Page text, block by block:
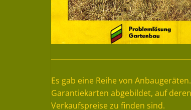
Es gab eine Reihe von
Garantiekarten abgebildet, auf
Verkaufspreise zu finden sind.